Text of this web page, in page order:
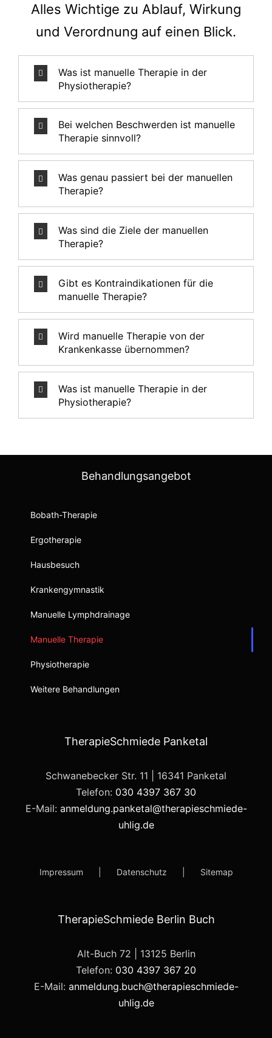
Alles Wichtige zu Ablauf, Wirkung
und Verordnung auf einen Blick.
Was ist manuelle Therapie in der
Physiotherapie?
Bei welchen Beschwerden ist manuelle
Therapie sinnvoll?
Was genau passiert bei der manuellen
Therapie?
Was sind die Ziele der manuellen
Therapie?
Gibt es Kontraindikationen für die
manuelle Therapie?
Wird manuelle Therapie von der
Krankenkasse übernommen?
Was ist manuelle Therapie in der
Physiotherapie?
Behandlungsangebot
Bobath-Therapie
Ergotherapie
Hausbesuch
Krankengymnastik
Manuelle Lymphdrainage
Manuelle Therapie
Physiotherapie
Weitere Behandlungen
TherapieSchmiede Panketal
Schwanebecker Str. 11 | 16341 Panketal
Telefon: 030 4397 367 30
E-Mail: anmeldung.panketal@therapieschmiede-
uhlig.de
Impressum Datenschutz Sitemap
TherapieSchmiede Berlin Buch
Alt-Buch 72 | 13125 Berlin
Telefon: 030 4397 367 20
E-Mail: anmeldung.buch@therapieschmiede-
uhlig.de